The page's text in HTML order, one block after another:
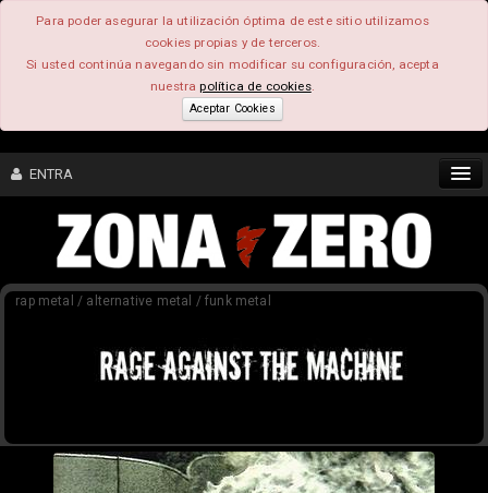
Para poder asegurar la utilización óptima de este sitio utilizamos
cookies propias y de terceros.
Si usted continúa navegando sin modificar su configuración, acepta
nuestrapolítica de cookies.
Aceptar Cookies
ENTRA
CONTENIDO
COMUNIDAD
FEEEDBACK
rap metal / alternative metal / funk metal